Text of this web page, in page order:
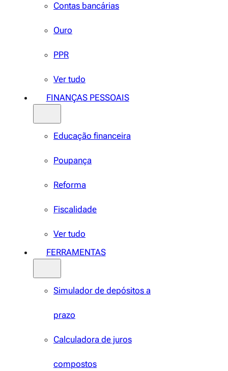
Contas bancárias
Ouro
PPR
Ver tudo
FINANÇAS PESSOAIS
Educação financeira
Poupança
Reforma
Fiscalidade
Ver tudo
FERRAMENTAS
Simulador de depósitos a
prazo
Calculadora de juros
compostos